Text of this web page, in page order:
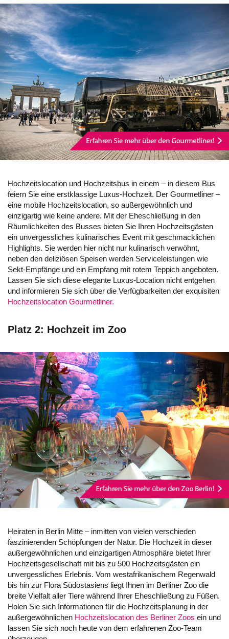
Hochzeitslocation und Hochzeitsbus in einem – in diesem Bus
feiern Sie eine erstklassige Luxus-Hochzeit. Der Gourmetliner –
eine mobile Hochzeitslocation, so außergewöhnlich und
einzigartig wie keine andere. Mit der Eheschließung in den
Räumlichkeiten des Busses bieten Sie Ihren Hochzeitsgästen
ein unvergessliches kulinarisches Event mit geschmacklichen
Highlights. Sie werden hier nicht nur kulinarisch verwöhnt,
neben den deliziösen Speisen werden Serviceleistungen wie
Sekt-Empfänge und ein Empfang mit rotem Teppich angeboten.
Lassen Sie sich diese elegante Luxus-Location nicht entgehen
und informieren Sie sich über die Verfügbarkeiten der exquisiten
Hochzeitslocation Gourmetliner.
Platz 2: Hochzeit im Zoo
Heiraten in Berlin Mitte – inmitten von vielen verschieden
faszinierenden Schöpfungen der Natur. Die Hochzeit in dieser
außergewöhnlichen und einzigartigen Atmosphäre bietet Ihrer
Hochzeitsgesellschaft mit bis zu 500 Hochzeitsgästen ein
unvergessliches Erlebnis. Vom westafrikanischem Regenwald
bis hin zur Flora Südostasiens liegt Ihnen im Berliner Zoo die
breite Vielfalt aller Tiere während Ihrer Eheschließung zu Füßen.
Holen Sie sich Informationen für die Hochzeitsplanung in der
außergewöhnlichen Hochzeitslocation des Berliner Zoos ein und
lassen Sie sich noch heute von dem erfahrenen Zoo-Team